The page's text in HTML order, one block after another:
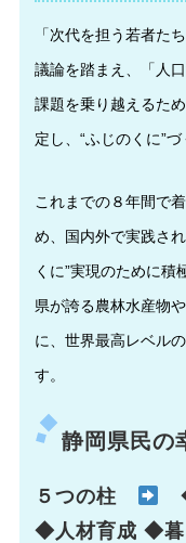
「次代を担う若者た
議論を踏まえ、「人
課題を乗り越えるた
定し、“ふじのくに”
これまでの８年間で
め、国内外で実践さ
くに”実現のために積
県が誇る農林水産物
に、世界最高レベル
す。
静岡県民の
５つの柱
◆人材育成 ◆